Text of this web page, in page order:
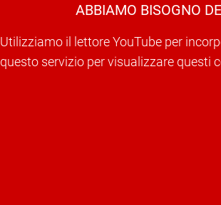
ABBIAMO BISOGNO
Utilizziamo il lettore YouTube per
questo servizio per visualizzare questi